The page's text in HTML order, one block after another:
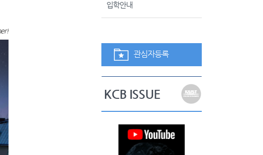
입학안내
관심자등록
KCB ISSUE